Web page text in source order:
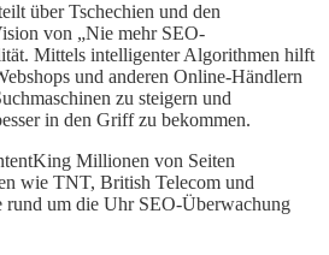
über Tschechien und den
von „Nie mehr SEO-
Mittels intelligenter Algorithmen hilft
und anderen Online-Händlern
zu steigern und
in den Griff zu bekommen.
Millionen von Seiten
wie TNT, British Telecom und
rund um die Uhr SEO-Überwachung